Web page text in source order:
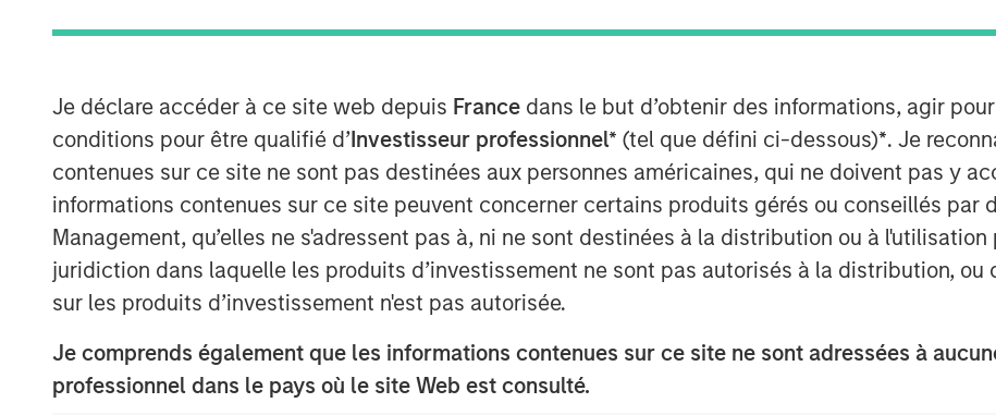
Je déclare accéder à ce site web depuis France dans le but d’obtenir des informations, agir
conditions pour être qualifié d’Investisseur professionnel* (tel que défini ci-dessous)*. Je
contenues sur ce site ne sont pas destinées aux personnes américaines, qui ne doivent pas y
informations contenues sur ce site peuvent concerner certains produits gérés ou conseillés par
Management, qu’elles ne s'adressent pas à, ni ne sont destinées à la distribution ou à
juridiction dans laquelle les produits d’investissement ne sont pas autorisés à la distribution,
sur les produits d’investissement n'est pas autorisée.
Je comprends également que les informations contenues sur ce site ne sont adressées à
professionnel dans le pays où le site Web est consulté.
a majority equity investment in Durango Midstream to support the growth of the
States. Terms of the transaction were not disclosed.
Durango Midstream is a leading natural gas gathering, processing and
marketing company providing world-class midstream services to oil and gas
producers in Texas, Oklahoma, and Kansas. The partnership with MSEP
provides the Company with additional resources to upgrade and expand
Durango Midstream’s existing asset base and capabilities. The Company’s initial
growth projects are expected to focus on expansion of its gathering and
processing system in Grady County, Oklahoma to support producers active in
the rapidly growing Merge-SCOOP-STACK plays of Central Oklahoma.
Robert Lee, Managing Director of Morgan Stanley Energy Partners, said, “We are